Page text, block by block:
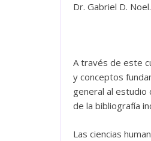
Dr. Gabriel D.
A través de este
y conceptos
general al estudio
de la bibliografía
Las ciencias